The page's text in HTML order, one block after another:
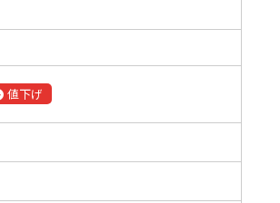
値下げ